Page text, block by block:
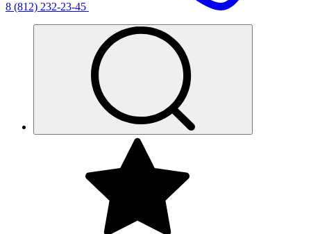
8 (812) 232-23-45